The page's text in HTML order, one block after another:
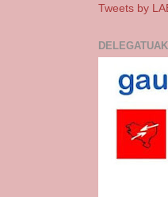
Tweets by
DELEGATUAK